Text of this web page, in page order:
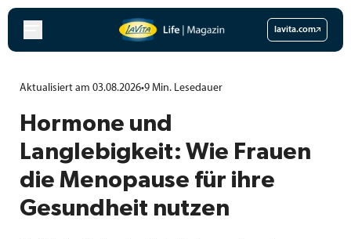
Zum
springen
lavita.com
Aktualisiert am 03.08.2026•9 Min. Lesedauer
Hormone und
Langlebigkeit: Wie Frauen
die Menopause für ihre
Gesundheit nutzen